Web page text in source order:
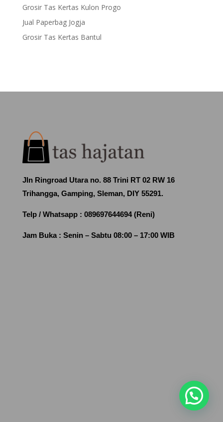
Grosir Tas Kertas Kulon Progo
Jual Paperbag Jogja
Grosir Tas Kertas Bantul
Jln Ringroad Utara no. 88 Trini RT 02 RW 16
Trihangga, Gamping, Sleman, DIY 55291.
Telp / Whatsapp : 089697644694 (Reni)
Jam Buka : Senin – Sabtu 08:00 – 17:00 WIB